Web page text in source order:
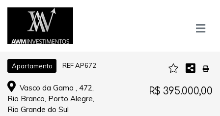
Apartamento REF AP672
Vasco da Gama , 472,
Rio Branco, Porto Alegre,
Rio Grande do Sul
R$ 395.000,00